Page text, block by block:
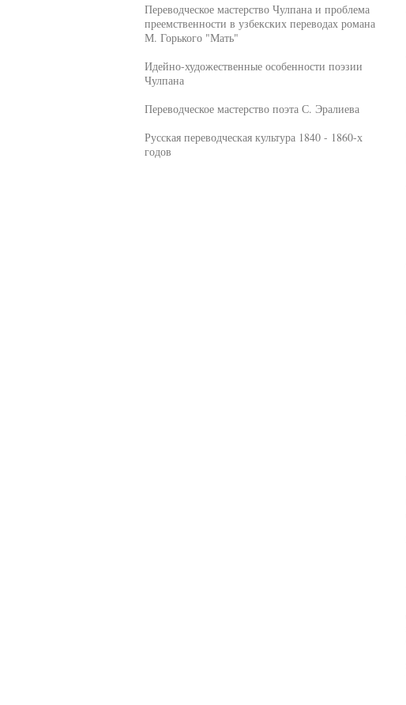
Переводческое мастерство Чулпана и проблема
преемственности в узбекских переводах романа
М. Горького "Мать"
Идейно-художественные особенности поэзии
Чулпана
Переводческое мастерство поэта С. Эралиева
Русская переводческая культура 1840 - 1860-х
годов